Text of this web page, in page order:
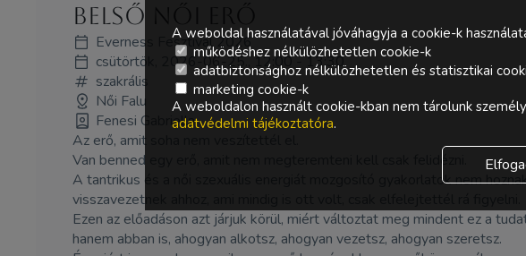
Belső Női Erő
Everness Fesztivál 2026
csütörtök, 2026-06-25., 12:00 - 13:30
szakrális
Női Falu
Fenesi Gabriella
Az erő, amit soha nem veszítettél el.
Van benned egy erő, amit nem megteremteni kell csak felidézni.
A tantrikus és a női szexuális energiát mozgosító gyakorlatok nem
visszavezetnek ahhoz, ami mindig is ott volt, csak elfelejtettél rá figyelni.
Ezen az előadáson azt járjuk körül, miért változtat meg mindent ez a
hanem abban is, ahogyan alkotsz, ahogyan vezetsz, ahogyan szeretsz.
A weboldal használatával jóváhagyja a cookie-k
működéshez nélkülözhetetlen cookie-k
adatbiztonsághoz nélkülözhetetlen és statisztikai
marketing cookie-k
A weboldalon használt cookie-kban nem tárolunk
adatvédelmi tájékoztatóra.